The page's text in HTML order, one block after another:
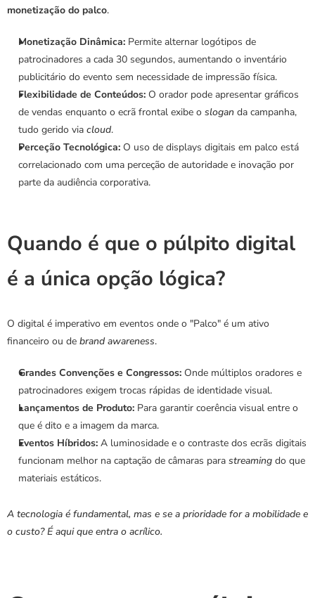
monetização do palco.
Monetização Dinâmica: Permite alternar logótipos de
patrocinadores a cada 30 segundos, aumentando o inventário
publicitário do evento sem necessidade de impressão física.
Flexibilidade de Conteúdos: O orador pode apresentar gráficos
de vendas enquanto o ecrã frontal exibe o slogan da campanha,
tudo gerido via cloud.
Perceção Tecnológica: O uso de displays digitais em palco está
correlacionado com uma perceção de autoridade e inovação por
parte da audiência corporativa.
Quando é que o púlpito digital
é a única opção lógica?
O digital é imperativo em eventos onde o "Palco" é um ativo
financeiro ou de brand awareness.
Grandes Convenções e Congressos: Onde múltiplos oradores e
patrocinadores exigem trocas rápidas de identidade visual.
Lançamentos de Produto: Para garantir coerência visual entre o
que é dito e a imagem da marca.
Eventos Híbridos: A luminosidade e o contraste dos ecrãs digitais
funcionam melhor na captação de câmaras para streaming do que
materiais estáticos.
A tecnologia é fundamental, mas e se a prioridade for a mobilidade e
o custo? É aqui que entra o acrílico.